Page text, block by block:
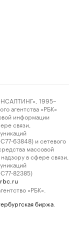
1995–
агентства «РБК»
информации
связи,
63848) и сетевого
массовой
в сфере связи,
82385)
«РБК».
биржа